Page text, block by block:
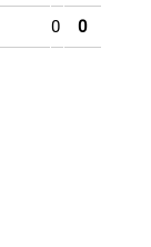
0 0